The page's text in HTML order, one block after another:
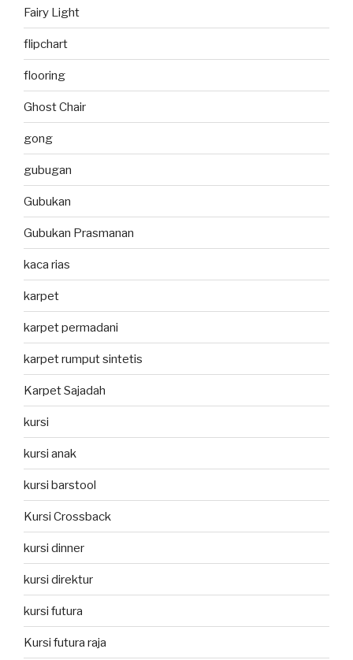
Fairy Light
flipchart
flooring
Ghost Chair
gong
gubugan
Gubukan
Gubukan Prasmanan
kaca rias
karpet
karpet permadani
karpet rumput sintetis
Karpet Sajadah
kursi
kursi anak
kursi barstool
Kursi Crossback
kursi dinner
kursi direktur
kursi futura
Kursi futura raja